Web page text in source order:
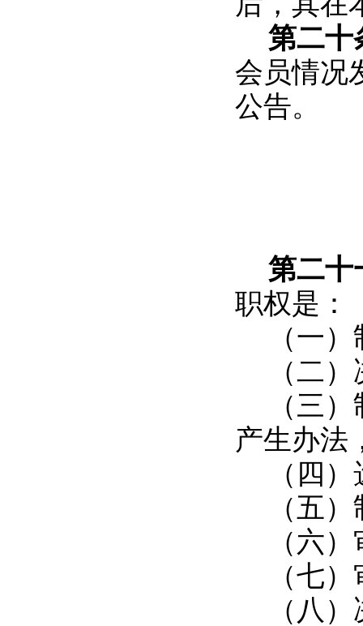
第二十
会员情况
公告。
第二十
职权是：
（一
（二
（三
产生办法
（四
（五
（六
（七
（八